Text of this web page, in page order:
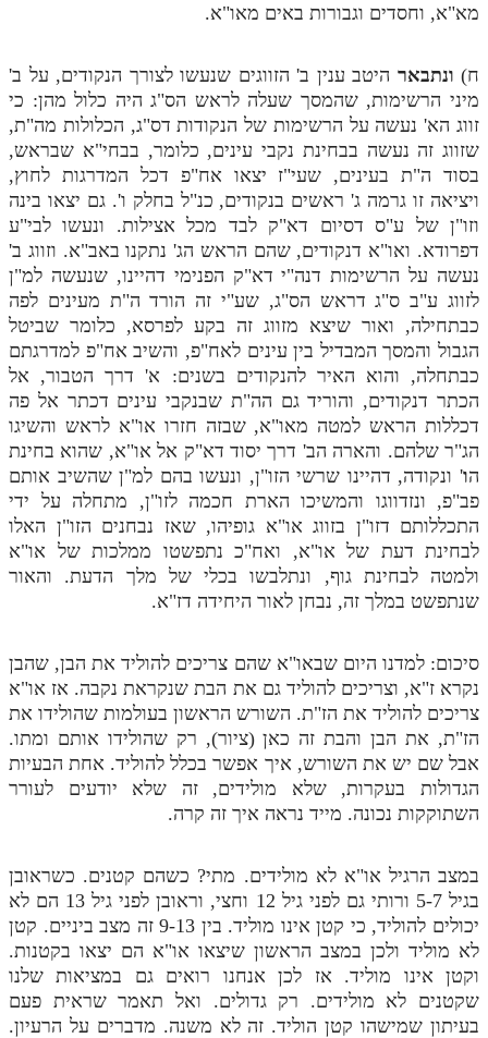
מא"א, וחסדים וגבורות באים מאו"א.
ח) ונתבאר היטב ענין ב' הזווגים שנעשו לצורך הנקודים, על ב'
מיני הרשימות, שהמסך שעלה לראש הס"ג היה כלול מהן: כי
זווג הא' נעשה על הרשימות של הנקודות דס"ג, הכלולות מה"ת,
שזווג זה נעשה בבחינת נקבי עינים, כלומר, בבחי"א שבראש,
בסוד ה"ת בעינים, שעי"ז יצאו אח"פ דכל המדרגות לחוץ,
ויציאה זו גרמה ג' ראשים בנקודים, כנ"ל בחלק ו'. גם יצאו בינה
וזו"ן של ע"ס דסיום דא"ק לבד מכל אצילות. ונעשו לבי"ע
דפרודא. ואו"א דנקודים, שהם הראש הג' נתקנו באב"א. וזווג ב'
נעשה על הרשימות דנה"י דא"ק הפנימי דהיינו, שנעשה למ"ן
לזווג ע"ב ס"ג דראש הס"ג, שע"י זה הורד ה"ת מעינים לפה
כבתחילה, ואור שיצא מזווג זה בקע לפרסא, כלומר שביטל
הגבול והמסך המבדיל בין עינים לאח"פ, והשיב אח"פ למדרגתם
כבתחלה, והוא האיר להנקודים בשנים: א' דרך הטבור, אל
הכתר דנקודים, והוריד גם הה"ת שבנקבי עינים דכתר אל פה
דכללות הראש למטה מאו"א, שבזה חזרו או"א לראש והשיגו
הג"ר שלהם. והארה הב' דרך יסוד דא"ק אל או"א, שהוא בחינת
הו' ונקודה, דהיינו שרשי הזו"ן, ונעשו בהם למ"ן שהשיב אותם
פב"פ, ונזדווגו והמשיכו הארת חכמה לזו"ן, מתחלה על ידי
התכללותם דזו"ן בזווג או"א גופיהו, שאז נבחנים הזו"ן האלו
לבחינת דעת של או"א, ואח"כ נתפשטו ממלכות של או"א
ולמטה לבחינת גוף, ונתלבשו בכלי של מלך הדעת. והאור
שנתפשט במלך זה, נבחן לאור היחידה דז"א.
סיכום: למדנו היום שבאו"א שהם צריכים להוליד את הבן, שהבן
נקרא ז"א, וצריכים להוליד גם את הבת שנקראת נקבה. אז או"א
צריכים להוליד את הז"ת. השורש הראשון בעולמות שהולידו את
הז"ת, את הבן והבת זה כאן (ציור), רק שהולידו אותם ומתו.
אבל שם יש את השורש, איך אפשר בכלל להוליד. אחת הבעיות
הגדולות בעקרות, שלא מולידים, זה שלא יודעים לעורר
השתוקקות נכונה. מייד נראה איך זה קרה.
במצב הרגיל או"א לא מולידים. מתי? כשהם קטנים. כשראובן
בגיל 5-7 ורותי גם לפני גיל 12 וחצי, וראובן לפני גיל 13 הם לא
יכולים להוליד, כי קטן אינו מוליד. בין 9-13 זה מצב ביניים. קטן
לא מוליד ולכן במצב הראשון שיצאו או"א הם יצאו בקטנות.
וקטן אינו מוליד. אז לכן אנחנו רואים גם במציאות שלנו
שקטנים לא מולידים. רק גדולים. ואל תאמר שראית פעם
בעיתון שמישהו קטן הוליד. זה לא משנה. מדברים על הרעיון.